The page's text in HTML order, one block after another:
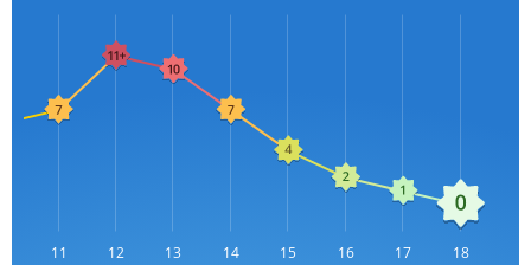
L
11 12 13 14 15 16 17 18